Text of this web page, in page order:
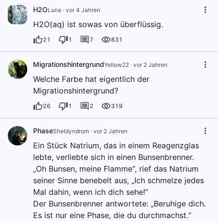
H2OLuna · vor 4 Jahren
H2O(aq) ist sowas von überflüssig.
21 1 7 831
MigrationshintergrundYellow22 · vor 2 Jahren
Welche Farbe hat eigentlich der
Migrationshintergrund?
26 1 2 319
PhaseSheldyndrom · vor 2 Jahren
Ein Stück Natrium, das in einem Reagenzglas
lebte, verliebte sich in einen Bunsenbrenner.
„Oh Bunsen, meine Flamme“, rief das Natrium
seiner Sinne benebelt aus, „Ich schmelze jedes
Mal dahin, wenn ich dich sehe!“
Der Bunsenbrenner antwortete: „Beruhige dich.
Es ist nur eine Phase, die du durchmachst.“